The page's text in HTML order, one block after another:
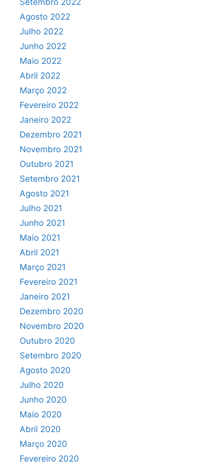
Setembro 2022
Agosto 2022
Julho 2022
Junho 2022
Maio 2022
Abril 2022
Março 2022
Fevereiro 2022
Janeiro 2022
Dezembro 2021
Novembro 2021
Outubro 2021
Setembro 2021
Agosto 2021
Julho 2021
Junho 2021
Maio 2021
Abril 2021
Março 2021
Fevereiro 2021
Janeiro 2021
Dezembro 2020
Novembro 2020
Outubro 2020
Setembro 2020
Agosto 2020
Julho 2020
Junho 2020
Maio 2020
Abril 2020
Março 2020
Fevereiro 2020